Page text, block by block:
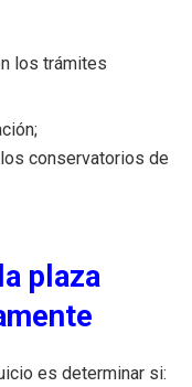
los trámites
conservatorios de
plaza
es determinar si: